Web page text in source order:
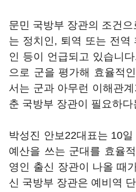
문민 국방부 장관의 조건
는 정치인, 퇴역 또는 전역
인 등이 언급되고 있습니
으로 군을 평가해 효율적
서는 군과 아무런 이해관
춘 국방부 장관이 필요하
박성진 안보22대표는 10
예산을 쓰는 군대를 효율
영인 출신 장관이 나올 때
신 국방부 장관은 예비역